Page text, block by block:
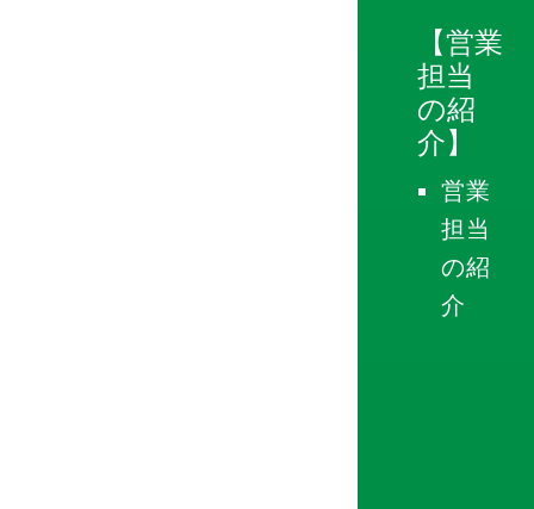
【営業
担当
の紹
介】
営業
担当
の紹
介